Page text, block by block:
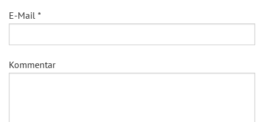
E-Mail *
Kommentar